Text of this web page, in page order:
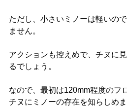
ただし、小さいミノーは軽いの
ません。
アクションも控えめで、チヌに
るでしょう。
なので、最初は120mm程度のフ
チヌにミノーの存在を知らしめま